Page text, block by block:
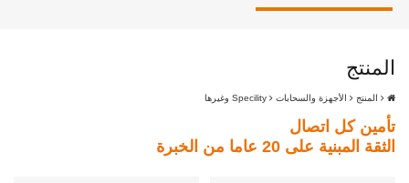
المنتج
المنتج الأجهزة والسحابات Specility وغيرها
تأمين كل اتصال
الثقة المبنية على 20 عاما من الخبرة